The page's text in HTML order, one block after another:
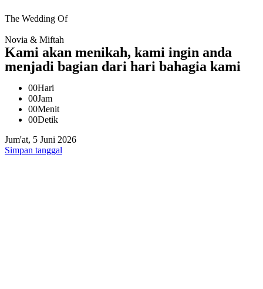
The Wedding Of
Novia & Miftah
Kami akan menikah, kami ingin anda
menjadi bagian dari hari bahagia kami
00Hari
00Jam
00Menit
00Detik
Jum'at, 5 Juni 2026
Simpan tanggal